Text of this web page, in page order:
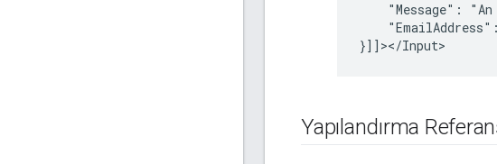
"Message":
"An
"EmailAddress":
Yapılandırma